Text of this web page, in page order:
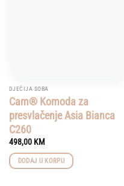
DJEČIJA SOBA
Cam® Komoda za
presvlačenje Asia Bianca
C260
498,00 KM
DODAJ U KORPU